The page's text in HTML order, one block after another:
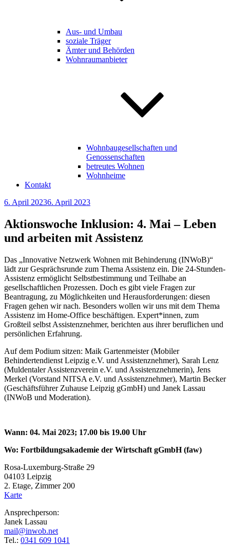
Aus- und Umbau
soziale Träger
Ämter und Behörden
Wohnraumanbieter
Wohnbaugesellschaften und
Genossenschaften
betreutes Wohnen
Wohnheime
Kontakt
Veröffentlicht
6. April 20236. April 2023
Aktionswoche Inklusion: 4. Mai – Leben
und arbeiten mit Assistenz
Das „Innovative Netzwerk Wohnen mit Behinderung (INWoB)“
lädt zur Gesprächsrunde zum Thema Assistenz ein. Die 24-Stunden-
Assistenz ermöglicht Selbstbestimmung und Teilhabe an
gesellschaftlichen Prozessen. Doch es gibt viele Fragen zur
Beantragung, zu Möglichkeiten und Herausforderungen: diesen
Fragen gehen wir nach. Besonders wollen wir uns mit dem Thema
Assistenz im Home-Office beschäftigen. Expert*innen, zum
Großteil selbst Assistenznehmer, berichten aus ihrer beruflichen und
persönlichen Erfahrung.
Auf dem Podium sitzen: Maik Gartenmeister (Mobiler
Behindertendienst Leipzig e.V. und Assistenznehmer), Sarah Lenz
(Muldentaler Assistenzverein e.V. und Assistenznehmerin), Jens
Merkel (Vorstand NITSA e.V. und Assistenznehmer), Martin Becker
(Geschäftsführer Zuhause Leipzig gGmbH) und Janek Lassau
(INWoB und Moderation).
Wann: 04. Mai 2023; 17.00 bis 19.00 Uhr
Wo: Fortbildungsakademie der Wirtschaft gGmbH (faw)
Rosa-Luxemburg-Straße 29
04103 Leipzig
2. Etage, Zimmer 200
Karte
Ansprechperson:
Janek Lassau
mail@inwob.net
Tel.: 0341 609 1041